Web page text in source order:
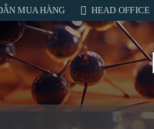
MUA HÀNG HEAD OFFICE